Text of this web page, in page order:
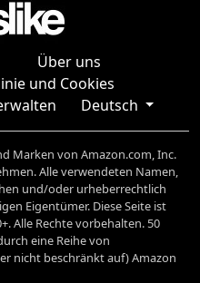
Über uns
und Cookies
Deutsch
Marken von Amazon.com, Inc.
Alle verwendeten Namen,
und/oder urheberrechtlich
Eigentümer. Diese Seite ist
Alle Rechte vorbehalten. 50
eine Reihe von
nicht beschränkt auf) Amazon